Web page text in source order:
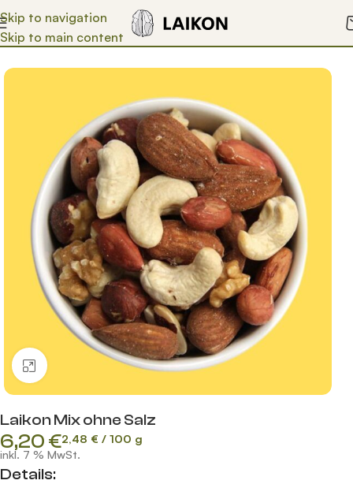
Skip to navigation
Skip to main content
Start Nüsse Laikon Nuss-Mix
Klick zum Vergrößern
Laikon Mix ohne Salz
6,20 €2,48 € / 100 g
inkl. 7 % MwSt.
Details: